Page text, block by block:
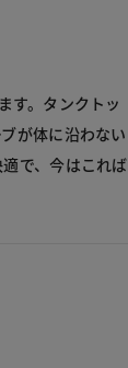
す。タンクトッ
が体に沿わない
で、今はこれば